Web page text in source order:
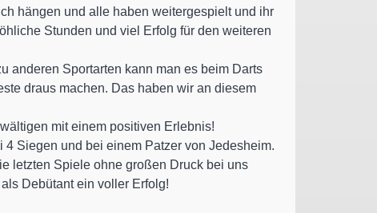
hängen und alle haben weitergespielt und ihr
Stunden und viel Erfolg für den weiteren
anderen Sportarten kann man es beim Darts
draus machen. Das haben wir an diesem
mit einem positiven Erlebnis!
Siegen und bei einem Patzer von Jedesheim.
letzten Spiele ohne großen Druck bei uns
Debütant ein voller Erfolg!